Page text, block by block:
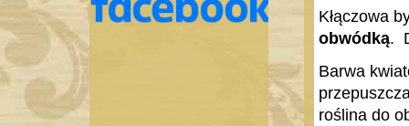
Kłączowa
obwódką.
Barwa
roślina do